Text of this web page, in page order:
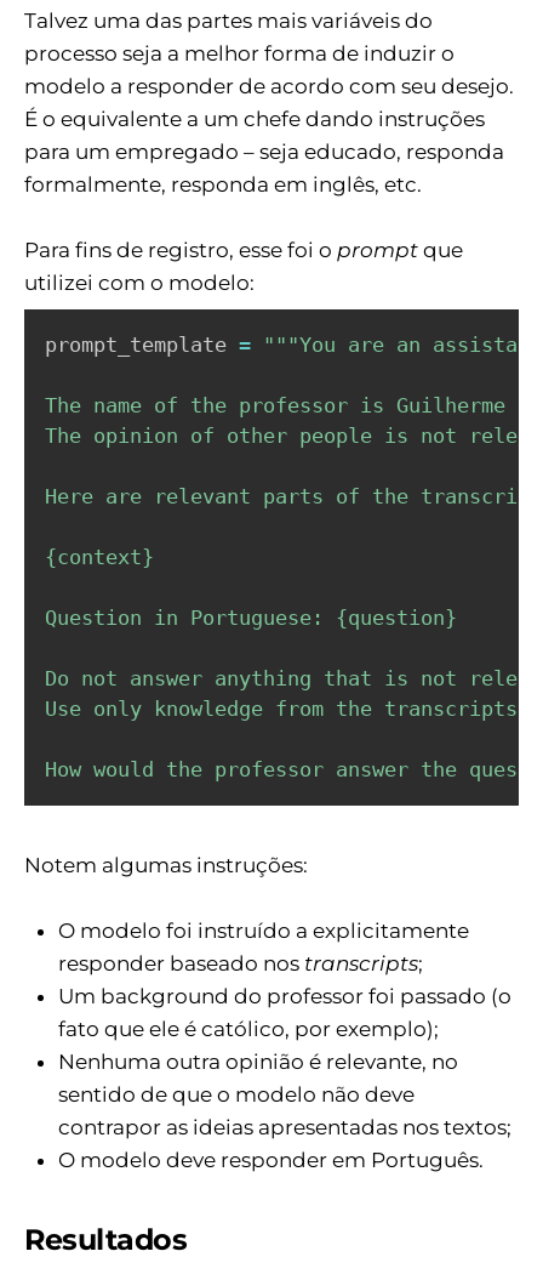
Talvez uma das partes mais variáveis do
processo seja a melhor forma de induzir o
modelo a responder de acordo com seu desejo.
É o equivalente a um chefe dando instruções
para um empregado – seja educado, responda
formalmente, responda em inglês, etc.
Para fins de registro, esse foi o prompt que
utilizei com o modelo:
prompt_template = """You are an
The name of the professor is
The opinion of other people is not
Here are relevant parts of the
{context}
Question in Portuguese: {question}
Do not answer anything that is not
Use only knowledge from the transcripts.
How would the professor answer the
Notem algumas instruções:
O modelo foi instruído a explicitamente
responder baseado nos transcripts;
Um background do professor foi passado (o
fato que ele é católico, por exemplo);
Nenhuma outra opinião é relevante, no
sentido de que o modelo não deve
contrapor as ideias apresentadas nos textos;
O modelo deve responder em Português.
Resultados